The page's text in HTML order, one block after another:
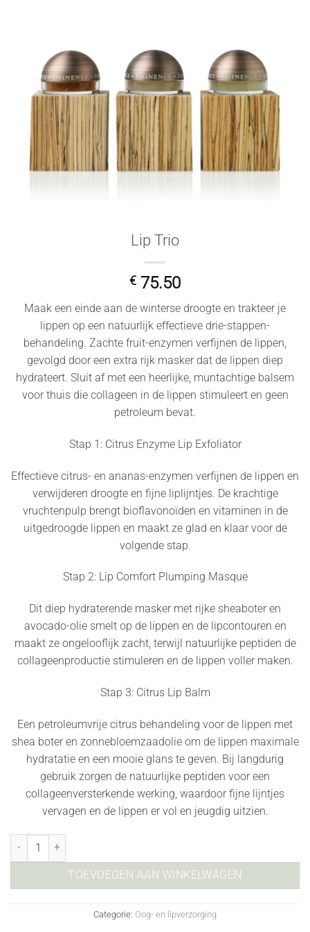
Lip Trio
€ 75.50
Maak een einde aan de winterse droogte en trakteer je
lippen op een natuurlijk effectieve drie-stappen-
behandeling. Zachte fruit-enzymen verfijnen de lippen,
gevolgd door een extra rijk masker dat de lippen diep
hydrateert. Sluit af met een heerlijke, muntachtige balsem
voor thuis die collageen in de lippen stimuleert en geen
petroleum bevat.
Stap 1: Citrus Enzyme Lip Exfoliator
Effectieve citrus- en ananas-enzymen verfijnen de lippen en
verwijderen droogte en fijne liplijntjes. De krachtige
vruchtenpulp brengt bioflavonoïden en vitaminen in de
uitgedroogde lippen en maakt ze glad en klaar voor de
volgende stap.
Stap 2: Lip Comfort Plumping Masque
Dit diep hydraterende masker met rijke sheaboter en
avocado-olie smelt op de lippen en de lipcontouren en
maakt ze ongelooflijk zacht, terwijl natuurlijke peptiden de
collageenproductie stimuleren en de lippen voller maken.
Stap 3: Citrus Lip Balm
Een petroleumvrije citrus behandeling voor de lippen met
shea boter en zonnebloemzaadolie om de lippen maximale
hydratatie en een mooie glans te geven. Bij langdurig
gebruik zorgen de natuurlijke peptiden voor een
collageenversterkende werking, waardoor fijne lijntjes
vervagen en de lippen er vol en jeugdig uitzien.
Lip Trio aantal
TOEVOEGEN AAN WINKELWAGEN
Categorie: Oog- en lipverzorging